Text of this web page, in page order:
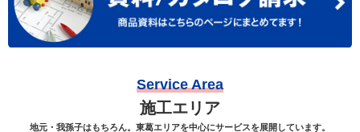
Service Area
施工エリア
地元・我孫子はもちろん。東葛エリアを中心にサービスを展開しています。